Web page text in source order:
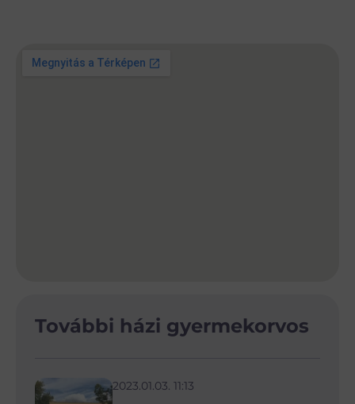
További házi gyermekorvos
2023.01.03. 11:13